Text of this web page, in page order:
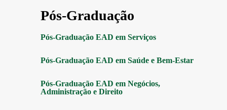
Pós-Graduação
Pós-Graduação EAD em Serviços
Pós-Graduação EAD em Saúde e Bem-Estar
Pós-Graduação EAD em Negócios,
Administração e Direito